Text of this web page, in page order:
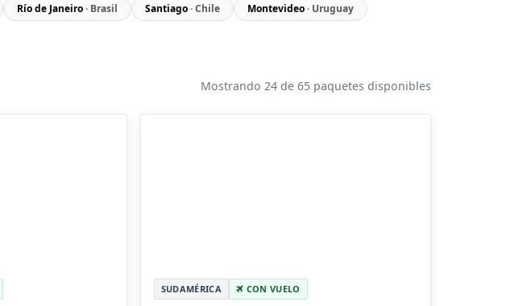
Río de Janeiro· Brasil Santiago· Chile Montevideo· Uruguay
Mostrando 24 de 65 paquetes disponibles
SUDAMÉRICA CON VUELO